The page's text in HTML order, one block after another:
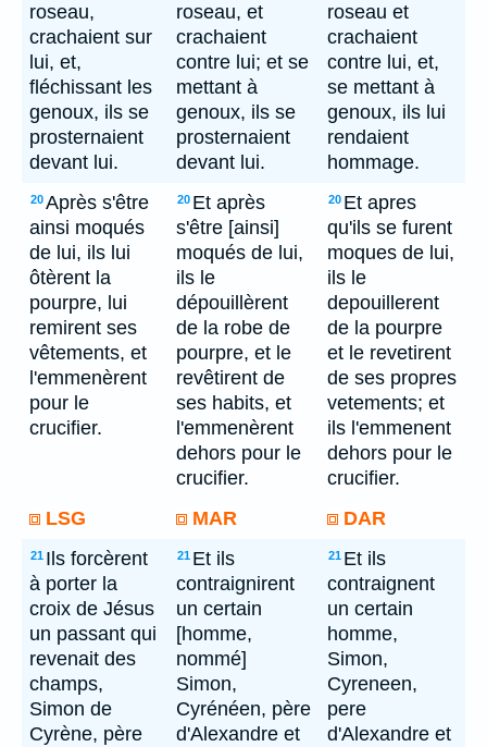
roseau,
crachaient sur
lui, et,
fléchissant les
genoux, ils se
prosternaient
devant lui.
roseau, et
crachaient
contre lui; et se
mettant à
genoux, ils se
prosternaient
devant lui.
roseau et
crachaient
contre lui, et,
se mettant à
genoux, ils lui
rendaient
hommage.
20Après s'être
ainsi moqués
de lui, ils lui
ôtèrent la
pourpre, lui
remirent ses
vêtements, et
l'emmenèrent
pour le
crucifier.
20 Et après
s'être [ainsi]
moqués de lui,
ils le
dépouillèrent
de la robe de
pourpre, et le
revêtirent de
ses habits, et
l'emmenèrent
dehors pour le
crucifier.
20 Et apres
qu'ils se furent
moques de lui,
ils le
depouillerent
de la pourpre
et le revetirent
de ses propres
vetements; et
ils l'emmenent
dehors pour le
crucifier.
LSG
MAR DAR
21 Ils forcèrent
à porter la
croix de Jésus
un passant qui
revenait des
champs,
Simon de
Cyrène, père
21 Et ils
contraignirent
un certain
[homme,
nommé]
Simon,
Cyrénéen, père
d'Alexandre et
21 Et ils
contraignent
un certain
homme,
Simon,
Cyreneen,
pere
d'Alexandre et